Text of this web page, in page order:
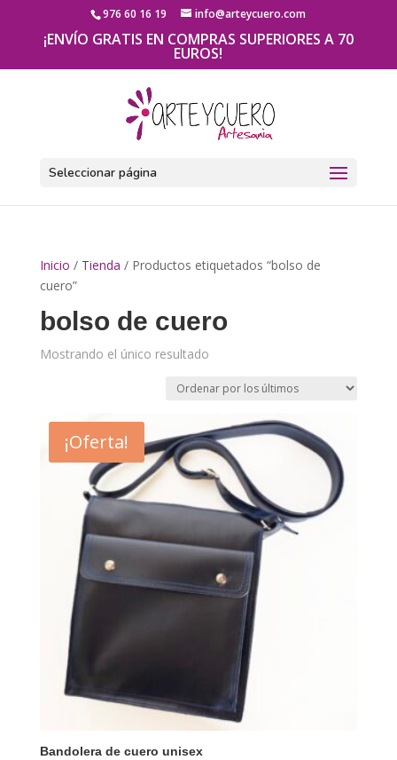
976 60 16 19 info@arteycuero.com
¡ENVÍO GRATIS EN COMPRAS SUPERIORES A 70
EUROS!
Seleccionar página
Inicio / Tienda / Productos etiquetados “bolso de
cuero”
bolso de cuero
Mostrando el único resultado
¡Oferta!
Bandolera de cuero unisex